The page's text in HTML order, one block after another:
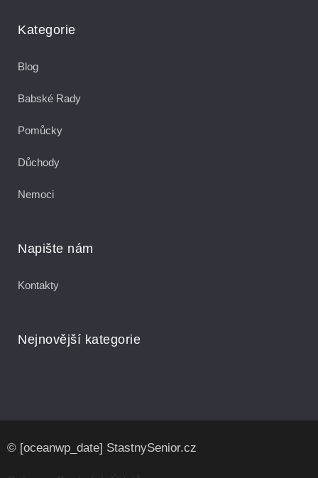
Kategorie
Blog
Babské Rady
Pomůcky
Důchody
Nemoci
Napište nám
Kontakty
Nejnovější kategorie
© [oceanwp_date] StastnySenior.cz